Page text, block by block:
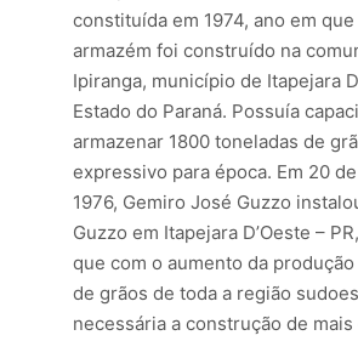
constituída em 1974, ano em
armazém foi construído na
Ipiranga, município de Itapejara
Estado do Paraná. Possuía
armazenar 1800 toneladas de
expressivo para época. Em 20
1976, Gemiro José Guzzo
Guzzo em Itapejara D’Oeste –
que com o aumento da
de grãos de toda a região
necessária a construção de mais